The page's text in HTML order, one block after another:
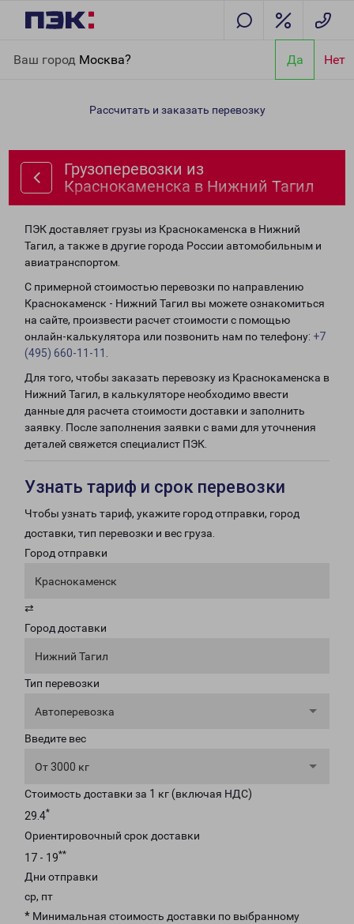
Ваш город Москва? Да Нет
Нижний Тагил
Рассчитать и заказать перевозку
Грузоперевозки из
Краснокаменска в Нижний Тагил
ПЭК доставляет грузы из Краснокаменска в Нижний
Тагил, а также в другие города России автомобильным и
авиатранспортом.
С примерной стоимостью перевозки по направлению
Краснокаменск - Нижний Тагил вы можете ознакомиться
на сайте, произвести расчет стоимости с помощью
онлайн-калькулятора или позвонить нам по телефону: +7
(495) 660-11-11
Для того, чтобы заказать перевозку из Краснокаменска в
Нижний Тагил, в калькуляторе необходимо ввести
данные для расчета стоимости доставки и заполнить
заявку. После заполнения заявки с вами для уточнения
деталей свяжется специалист ПЭК.
Узнать тариф и срок перевозки
Чтобы узнать тариф, укажите город отправки, город
доставки, тип перевозки и вес груза.
Город отправки
Краснокаменск
⇄
Город доставки
Нижний Тагил
Тип перевозки
Автоперевозка
Введите вес
От 3000 кг
Стоимость доставки за 1 кг (включая НДС)
29.4*
Ориентировочный срок доставки
17 - 19**
Дни отправки
ср, пт
* Минимальная стоимость доставки по выбранному